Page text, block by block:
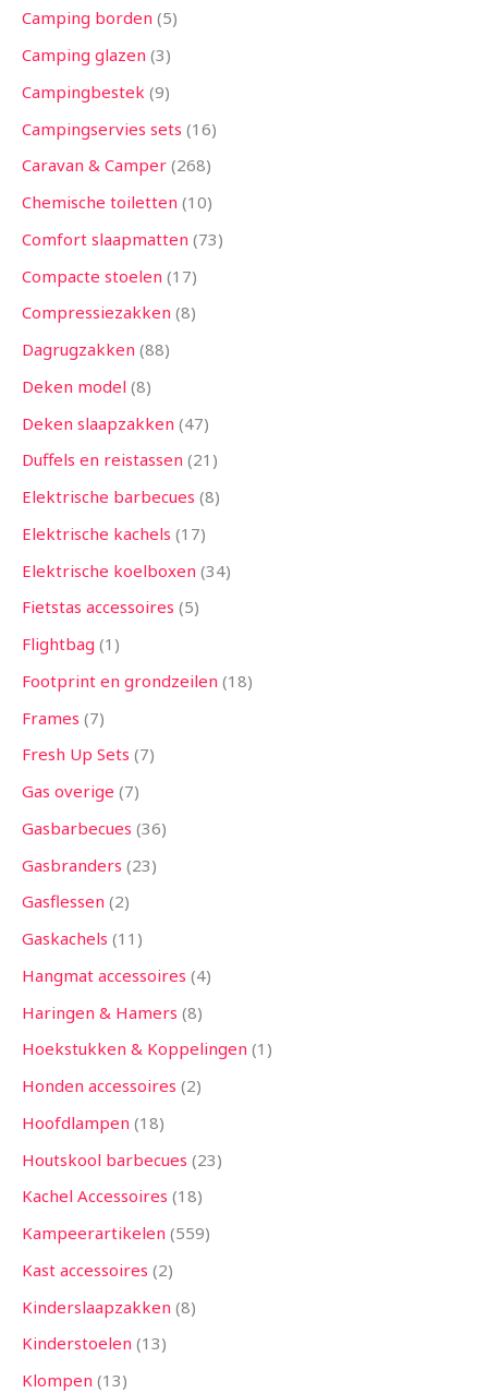
Camping borden 5
Camping glazen 3
Campingbestek 9
Campingservies sets 16
Caravan & Camper 268
Chemische toiletten 10
Comfort slaapmatten 73
Compacte stoelen 17
Compressiezakken 8
Dagrugzakken 88
Deken model 8
Deken slaapzakken 47
Duffels en reistassen 21
Elektrische barbecues 8
Elektrische kachels 17
Elektrische koelboxen 34
Fietstas accessoires 5
Flightbag 1
Footprint en grondzeilen 18
Frames 7
Fresh Up Sets 7
Gas overige 7
Gasbarbecues 36
Gasbranders 23
Gasflessen 2
Gaskachels 11
Hangmat accessoires 4
Haringen & Hamers 8
Hoekstukken & Koppelingen 1
Honden accessoires 2
Hoofdlampen 18
Houtskool barbecues 23
Kachel Accessoires 18
Kampeerartikelen 559
Kast accessoires 2
Kinderslaapzakken 8
Kinderstoelen 13
Klompen 13